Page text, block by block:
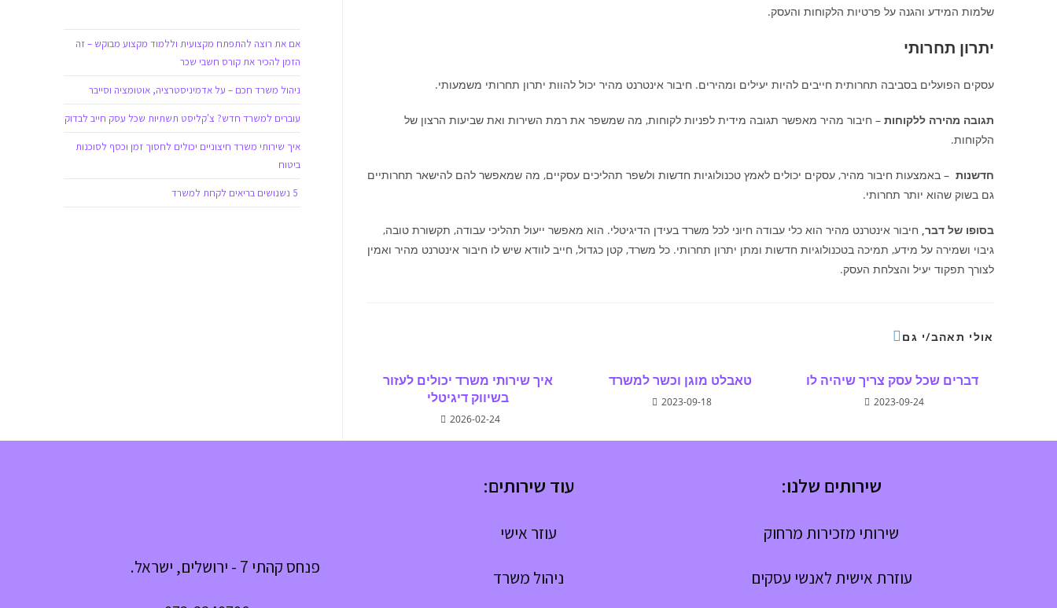
שלמות המידע והגנה על פרטיות הלקוחות והעסק.
יתרון תחרותי
עסקים הפועלים בסביבה תחרותית חייבים להיות יעילים ומהירים. חיבור אינטרנט מהיר יכול להוות יתרון תחרותי משמעותי.
תגובה מהירה ללקוחות – חיבור מהיר מאפשר תגובה מידית לפניות לקוחות, מה שמשפר את רמת השירות ואת שביעות הרצון של
הלקוחות.
חדשנות – באמצעות חיבור מהיר, עסקים יכולים לאמץ טכנולוגיות חדשות ולשפר תהליכים עסקיים, מה שמאפשר להם להישאר תחרותיים
גם בשוק שהוא יותר תחרותי.
בסופו של דבר, חיבור אינטרנט מהיר הוא כלי עבודה חיוני לכל משרד בעידן הדיגיטלי. הוא מאפשר ייעול תהליכי עבודה, תקשורת טובה,
גיבוי ושמירה על מידע, תמיכה בטכנולוגיות חדשות ומתן יתרון תחרותי. כל משרד, קטן כגדול, חייב לוודא שיש לו חיבור אינטרנט מהיר ואמין
לצורך תפקוד יעיל והצלחת העסק.
אולי תאהב/י גם
איך שירותי משרד יכולים לעזור
בשיווק דיגיטלי
2026-02-24
טאבלט מוגן וכשר למשרד
2023-09-18
דברים שכל עסק צריך שיהיה לו
2023-09-24
אם את רוצה להתפתח מקצועית וללמוד מקצוע מבוקש – זה
הזמן להכיר את קורס חשבי שכר
ניהול משרד חכם – על אדמיניסטרציה, אוטומציה וסייבר
עוברים למשרד חדש? צ'קליסט תשתיות שכל עסק חייב לבדוק
איך שירותי משרד חיצוניים יכולים לחסוך זמן וכסף לסוכנות
ביטוח
שירותים שלנו:
שירותי מזכירות מרחוק
עוזרת אישית לאנשי עסקים
עוד שירותים:
עוזר אישי
ניהול משרד
פנחס קהתי 7 - ירושלים, ישראל.